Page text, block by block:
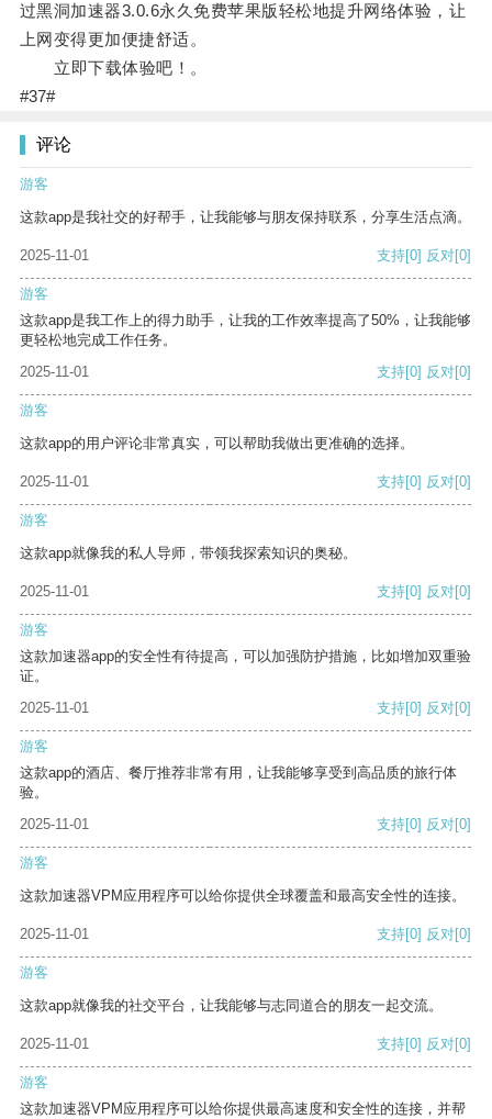
过黑洞加速器3.0.6永久免费苹果版轻松地提升网络体验，让
上网变得更加便捷舒适。
立即下载体验吧！。
#37#
评论
游客
这款app是我社交的好帮手，让我能够与朋友保持联系，分享生活点滴。
2025-11-01 支持[0] 反对[0]
游客
这款app是我工作上的得力助手，让我的工作效率提高了50%，让我能够
更轻松地完成工作任务。
2025-11-01
支持[0] 反对[0]
游客
这款app的用户评论非常真实，可以帮助我做出更准确的选择。
2025-11-01 支持[0] 反对[0]
游客
这款app就像我的私人导师，带领我探索知识的奥秘。
2025-11-01 支持[0] 反对[0]
游客
这款加速器app的安全性有待提高，可以加强防护措施，比如增加双重验
证。
2025-11-01
支持[0] 反对[0]
游客
这款app的酒店、餐厅推荐非常有用，让我能够享受到高品质的旅行体
验。
2025-11-01
支持[0] 反对[0]
游客
这款加速器VPM应用程序可以给你提供全球覆盖和最高安全性的连接。
2025-11-01 支持[0] 反对[0]
游客
这款app就像我的社交平台，让我能够与志同道合的朋友一起交流。
2025-11-01 支持[0] 反对[0]
游客
这款加速器VPM应用程序可以给你提供最高速度和安全性的连接，并帮